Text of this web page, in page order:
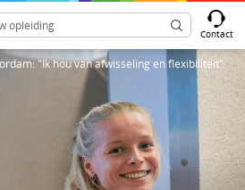
Contact
"Ik hou van afwisseling en flexibiliteit"